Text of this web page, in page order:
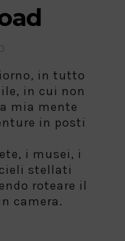
in tutto
in cui non
mia mente
in posti
i musei, i
stellati
roteare il
camera.